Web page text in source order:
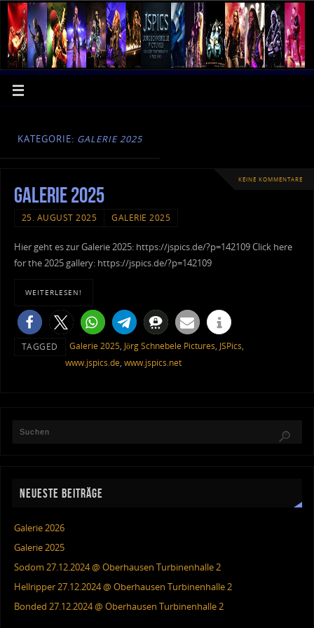
KATEGORIE: GALERIE 2025
KEINE KOMMENTARE
Galerie 2025
25. AUGUST 2025 GALERIE 2025
Hier geht es zur Galerie 2025: https://jspics.de/?p=142109 Click here
for the 2025 gallery: https://jspics.de/?p=142109
WEITERLESEN!
TAGGED Galerie 2025, Jörg Schnebele Pictures, JSPics,
www.jspics.de, www.jspics.net
NEUESTE BEITRÄGE
Galerie 2026
Galerie 2025
Sodom 27.12.2024 @ Oberhausen Turbinenhalle 2
Hellripper 27.12.2024 @ Oberhausen Turbinenhalle 2
Bonded 27.12.2024 @ Oberhausen Turbinenhalle 2